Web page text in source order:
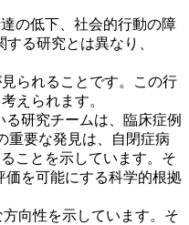
の低下、社会的行動の障
る研究とは異なり、
られることです。この行
えられます。
研究チームは、臨床症例
重要な発見は、自閉症病
ことを示しています。そ
価を可能にする科学的根拠
向性を示しています。そ